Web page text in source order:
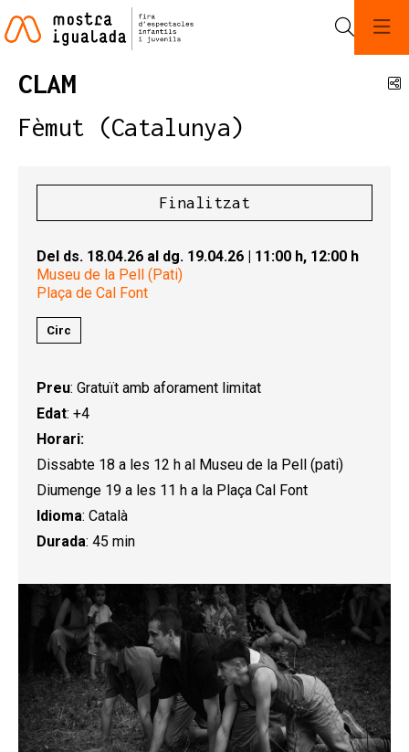
CLAM
Fèmut (Catalunya)
Finalitzat
Del ds. 18.04.26 al dg. 19.04.26 | 11:00 h, 12:00 h
Museu de la Pell (Pati)
Plaça de Cal Font
Circ
Preu: Gratuït amb aforament limitat
Edat: +4
Horari:
Dissabte 18 a les 12 h al Museu de la Pell (pati)
Diumenge 19 a les 11 h a la Plaça Cal Font
Idioma: Català
Durada: 45 min